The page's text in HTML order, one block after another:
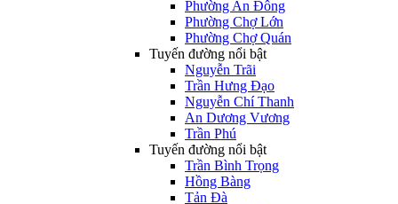
Phường An Đông
Phường Chợ Lớn
Phường Chợ Quán
Tuyến đường nổi bật
Nguyễn Trãi
Trần Hưng Đạo
Nguyễn Chí Thanh
An Dương Vương
Trần Phú
Tuyến đường nổi bật
Trần Bình Trọng
Hồng Bàng
Tản Đà